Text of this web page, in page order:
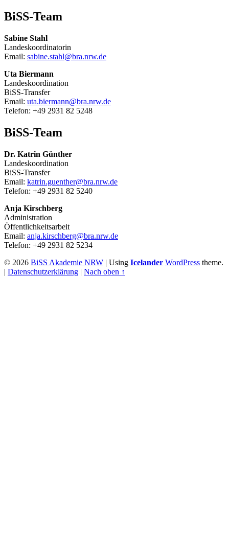
Sprachbildung
eigenen
Unterricht”
BiSS-Team
Sabine Stahl
Landeskoordinatorin
Email: sabine.stahl@bra.nrw.de
Uta Biermann
Landeskoordination
BiSS-Transfer
Email: uta.biermann@bra.nrw.de
Telefon: +49 2931 82 5248
BiSS-Team
Dr. Katrin Günther
Landeskoordination
BiSS-Transfer
Email: katrin.guenther@bra.nrw.de
Telefon: +49 2931 82 5240
Anja Kirschberg
Administration
Öffentlichkeitsarbeit
Email: anja.kirschberg@bra.nrw.de
Telefon: +49 2931 82 5234
© 2026 BiSS Akademie NRW | Using Icelander WordPress theme.
| Datenschutzerklärung | Nach oben ↑